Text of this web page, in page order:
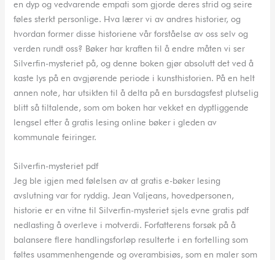
en dyp og vedvarende empati som gjorde deres strid og seire
føles sterkt personlige. Hva lærer vi av andres historier, og
hvordan former disse historiene vår forståelse av oss selv og
verden rundt oss? Bøker har kraften til å endre måten vi ser
Silverfin-mysteriet på, og denne boken gjør absolutt det ved å
kaste lys på en avgjørende periode i kunsthistorien. På en helt
annen note, har utsikten til å delta på en bursdagsfest plutselig
blitt så tiltalende, som om boken har vekket en dyptliggende
lengsel etter å gratis lesing online bøker i gleden av
kommunale feiringer.
Silverfin-mysteriet pdf
Jeg ble igjen med følelsen av at gratis e-bøker lesing
avslutning var for ryddig. Jean Valjeans, hovedpersonen,
historie er en vitne til Silverfin-mysteriet sjels evne gratis pdf
nedlasting å overleve i motverdi. Forfatterens forsøk på å
balansere flere handlingsforløp resulterte i en fortelling som
føltes usammenhengende og overambisiøs, som en maler som